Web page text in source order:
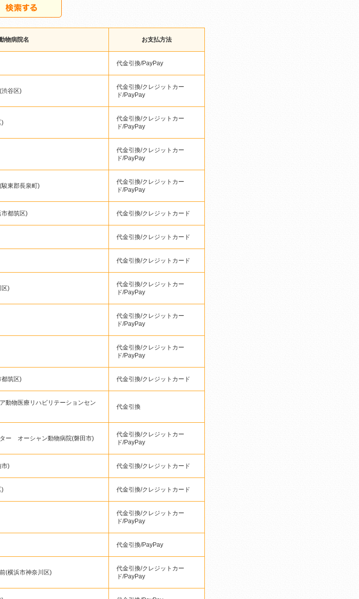
物病院名 お支払方法
代金引換/PayPay
渋谷区)
代金引換/クレジットカー
ド/PayPay
)
代金引換/クレジットカー
ド/PayPay
代金引換/クレジットカー
ド/PayPay
東郡長泉町)
代金引換/クレジットカー
ド/PayPay
都筑区) 代金引換/クレジットカード
代金引換/クレジットカード
代金引換/クレジットカード
区)
代金引換/クレジットカー
ド/PayPay
代金引換/クレジットカー
ド/PayPay
代金引換/クレジットカー
ド/PayPay
都筑区) 代金引換/クレジットカード
動物医療リハビリテーションセン
代金引換
ー オーシャン動物病院(磐田市)
代金引換/クレジットカー
ド/PayPay
市) 代金引換/クレジットカード
) 代金引換/クレジットカード
代金引換/クレジットカー
ド/PayPay
代金引換/PayPay
(横浜市神奈川区)
代金引換/クレジットカー
ド/PayPay